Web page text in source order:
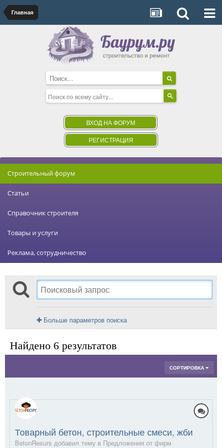
Главная
ВХОД НА ФОРУМ
РЕГИСТРАЦИЯ
Строительный форум
Статьи
Справочник строителя
Товары и услуги
Реклама, сотрудничество
Больше параметров поиска
Найдено 6 результатов
СОРТИРОВКА
Товарный бетон, строительные смеси, жби
BetonResurs добавил тему в Предложения от фирм